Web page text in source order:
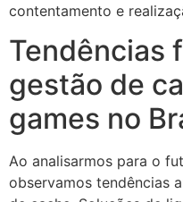
contentamento e
Tendências
gestão de
games no
Ao analisarmos para o
observamos tendências